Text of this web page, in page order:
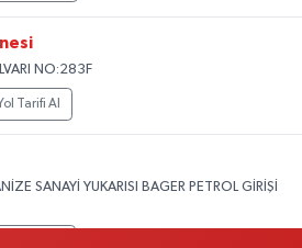
NO:283F
Tarifi Al
SANAYİ YUKARISI BAGER PETROL GİRİŞİ